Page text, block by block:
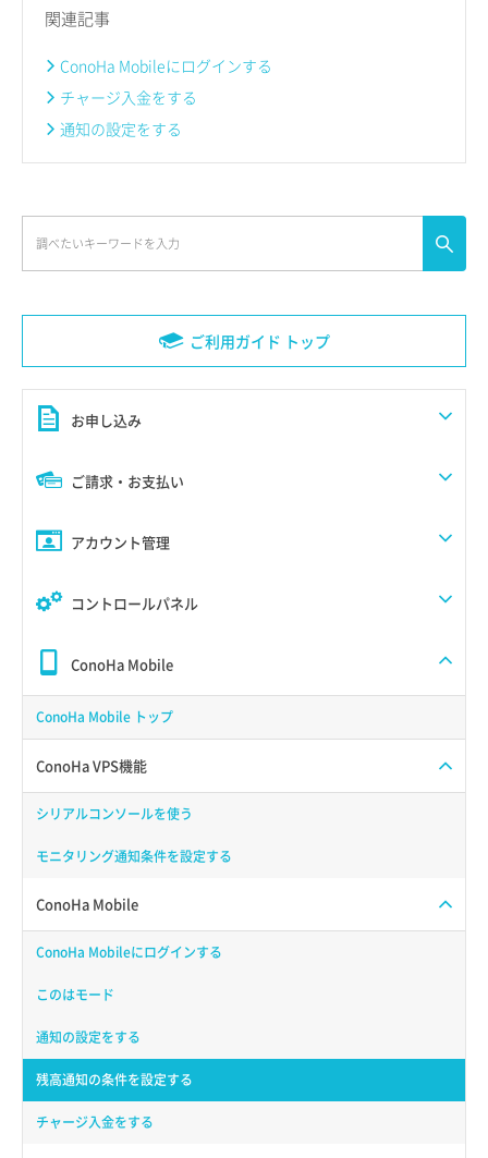
ご利用ガイド トップ
お申し込み
ご請求・お支払い
アカウント管理
コントロールパネル
ConoHa Mobile
ConoHa Mobile トップ
ConoHa VPS機能
シリアルコンソールを使う
モニタリング通知条件を設定する
ConoHa Mobile
ConoHa Mobileにログインする
このはモード
通知の設定をする
残高通知の条件を設定する
チャージ入金をする
関連記事
ConoHa Mobileにログインする
チャージ入金をする
通知の設定をする